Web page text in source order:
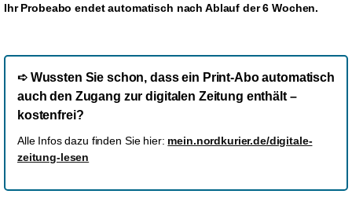
Ihr Probeabo endet automatisch nach Ablauf der 6 Wochen.
➪ Wussten Sie schon, dass ein Print-Abo automatisch
auch den Zugang zur digitalen Zeitung enthält –
kostenfrei?
Alle Infos dazu finden Sie hier: mein.nordkurier.de/digitale-
zeitung-lesen